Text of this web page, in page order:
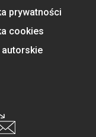
prywatności
cookies
autorskie